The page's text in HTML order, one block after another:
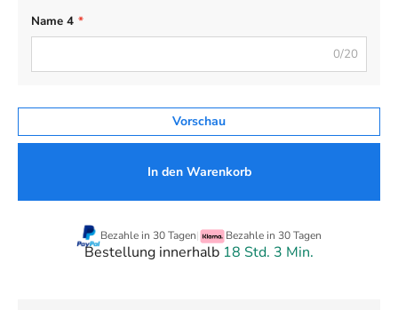
Name 4 *
0/20
Vorschau
In den Warenkorb
Bezahle in 30 Tagen| Bezahle in 30 Tagen
Bestellung innerhalb 18 Std. 3 Min.